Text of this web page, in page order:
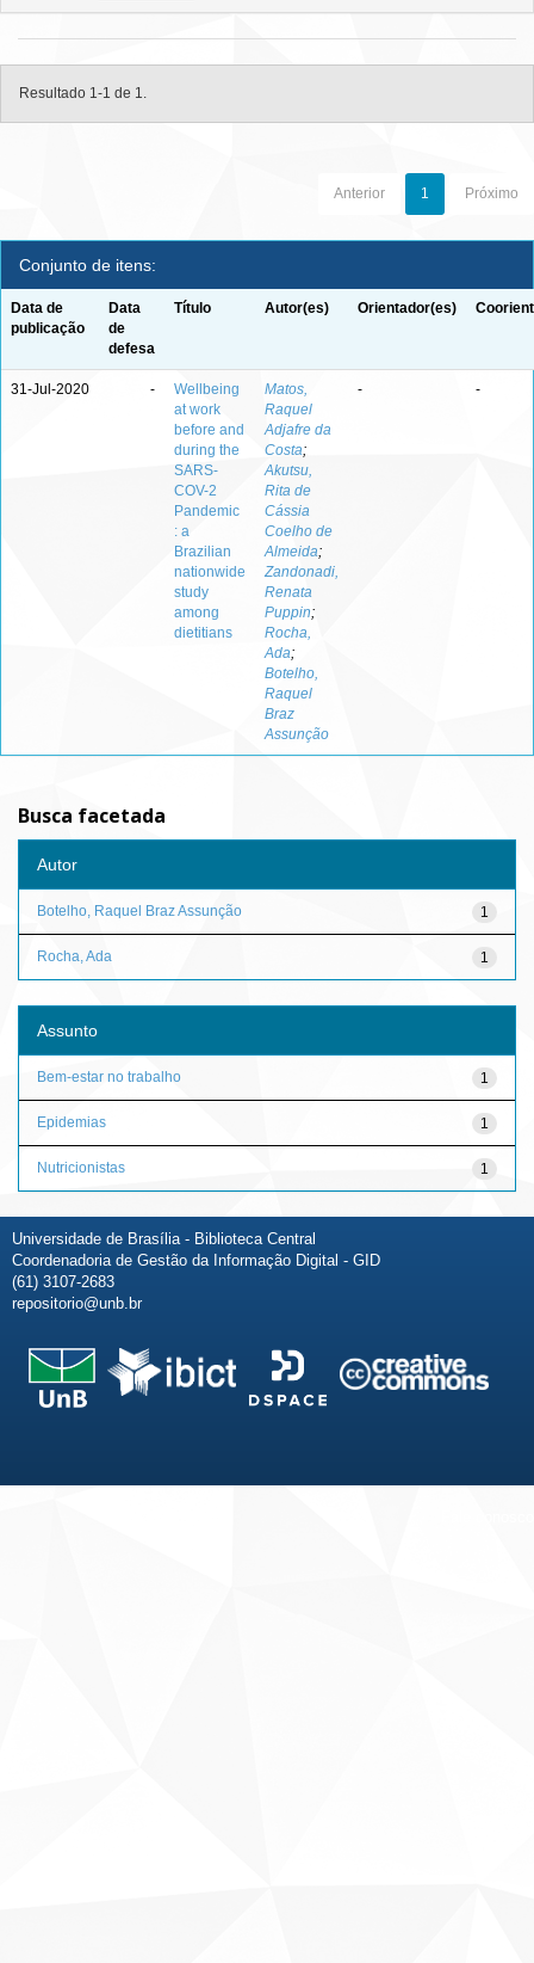
Resultado 1-1 de 1.
Anterior 1 Próximo
Conjunto de itens:
Data de
publicação
Data
de
defesa
Título Autor(es) Orientador(es)
31-Jul-2020 -
Wellbeing
at work
before and
during the
SARS-
COV-2
Pandemic
: a
Brazilian
nationwide
study
among
dietitians
Matos,
Raquel
Adjafre da
Costa;
Akutsu,
Rita de
Cássia
Coelho de
Almeida;
Zandonadi,
Renata
Puppin;
Rocha,
Ada;
Botelho,
Raquel
Braz
Assunção
- -
Busca facetada
Autor
1
Botelho, Raquel Braz Assunção
1
Rocha, Ada
Assunto
1
Bem-estar no trabalho
1
Epidemias
1
Nutricionistas
Universidade de Brasília - Biblioteca Central
Coordenadoria de Gestão da Informação Digital - GID
(61) 3107-2683
repositorio@unb.br